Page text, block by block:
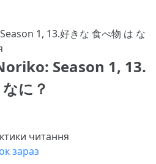
Season 1, 13.
に？
читання
зараз